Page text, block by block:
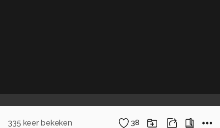
335 keer bekeken 38